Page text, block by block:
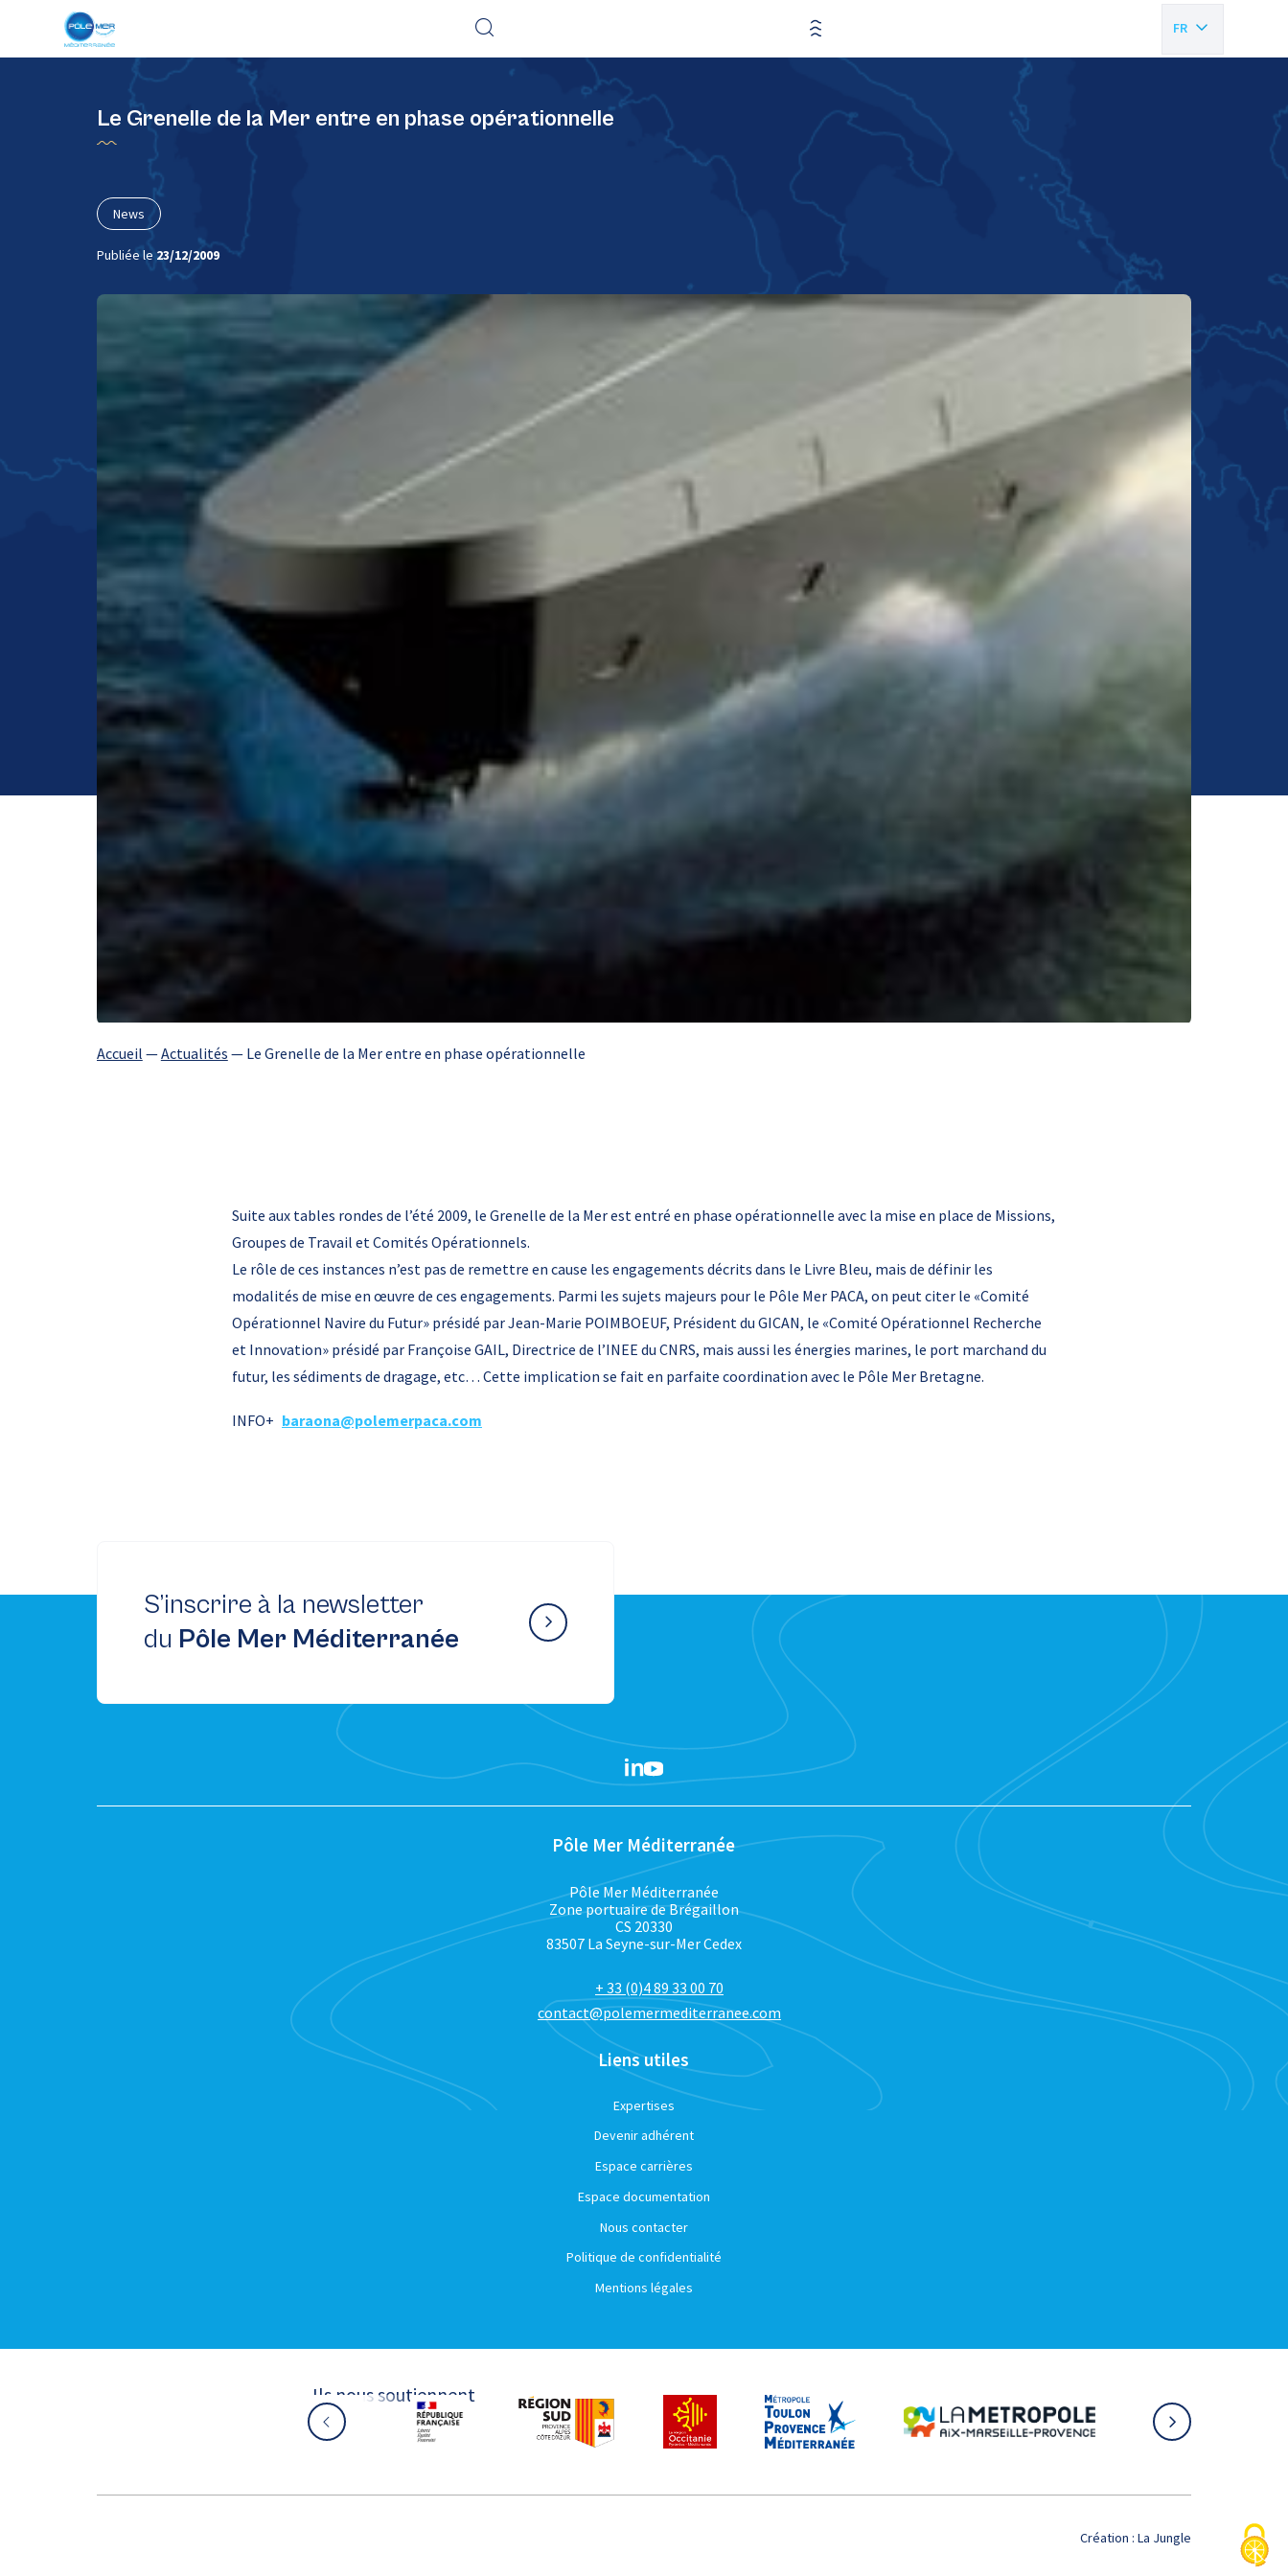
FR
Le Grenelle de la Mer entre en phase opérationnelle
News
Publiée le23/12/2009
Accueil —Actualités — Le Grenelle de la Mer entre en phase opérationnelle
Suite aux tables rondes de l’été 2009, le Grenelle de la Mer est entré en phase opérationnelle avec la mise en place de Missions,
Groupes de Travail et Comités Opérationnels.
Le rôle de ces instances n’est pas de remettre en cause les engagements décrits dans le Livre Bleu, mais de définir les
modalités de mise en œuvre de ces engagements. Parmi les sujets majeurs pour le Pôle Mer PACA, on peut citer le «Comité
Opérationnel Navire du Futur» présidé par Jean-Marie POIMBOEUF, Président du GICAN, le «Comité Opérationnel Recherche
et Innovation» présidé par Françoise GAIL, Directrice de l’INEE du CNRS, mais aussi les énergies marines, le port marchand du
futur, les sédiments de dragage, etc… Cette implication se fait en parfaite coordination avec le Pôle Mer Bretagne.
INFO+ baraona@polemerpaca.com
S’inscrire à la newsletter
du Pôle Mer Méditerranée
Pôle Mer Méditerranée
Pôle Mer Méditerranée
Zone portuaire de Brégaillon
CS 20330
83507 La Seyne-sur-Mer Cedex
+ 33 (0)4 89 33 00 70
contact@polemermediterranee.com
Liens utiles
Expertises
Devenir adhérent
Espace carrières
Espace documentation
Nous contacter
Politique de confidentialité
Mentions légales
Ils nous soutiennent
Création :La Jungle
Panneau de gestion des cookies